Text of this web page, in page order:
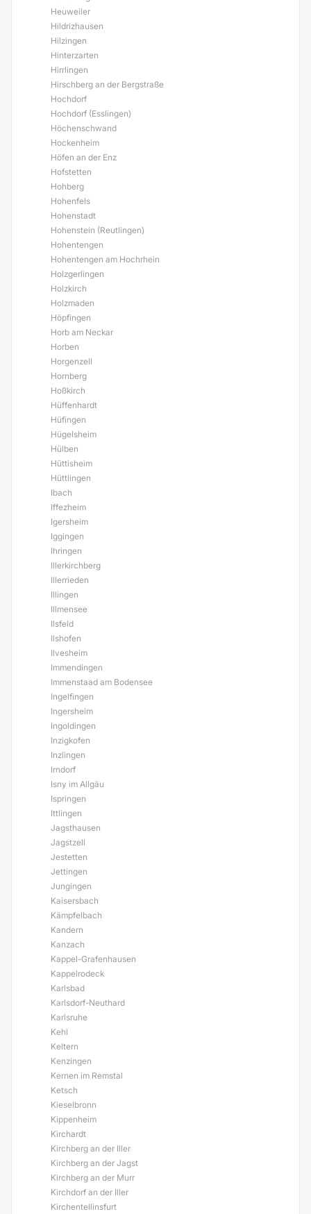
Heuweiler
Hildrizhausen
Hilzingen
Hinterzarten
Hirrlingen
Hirschberg an der Bergstraße
Hochdorf
Hochdorf (Esslingen)
Höchenschwand
Hockenheim
Höfen an der Enz
Hofstetten
Hohberg
Hohenfels
Hohenstadt
Hohenstein (Reutlingen)
Hohentengen
Hohentengen am Hochrhein
Holzgerlingen
Holzkirch
Holzmaden
Höpfingen
Horb am Neckar
Horben
Horgenzell
Hornberg
Hoßkirch
Hüffenhardt
Hüfingen
Hügelsheim
Hülben
Hüttisheim
Hüttlingen
Ibach
Iffezheim
Igersheim
Iggingen
Ihringen
Illerkirchberg
Illerrieden
Illingen
Illmensee
Ilsfeld
Ilshofen
Ilvesheim
Immendingen
Immenstaad am Bodensee
Ingelfingen
Ingersheim
Ingoldingen
Inzigkofen
Inzlingen
Irndorf
Isny im Allgäu
Ispringen
Ittlingen
Jagsthausen
Jagstzell
Jestetten
Jettingen
Jungingen
Kaisersbach
Kämpfelbach
Kandern
Kanzach
Kappel-Grafenhausen
Kappelrodeck
Karlsbad
Karlsdorf-Neuthard
Karlsruhe
Kehl
Keltern
Kenzingen
Kernen im Remstal
Ketsch
Kieselbronn
Kippenheim
Kirchardt
Kirchberg an der Iller
Kirchberg an der Jagst
Kirchberg an der Murr
Kirchdorf an der Iller
Kirchentellinsfurt